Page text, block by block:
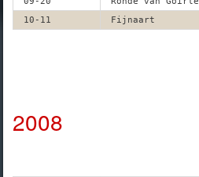
10-11
Fijnaart
2008